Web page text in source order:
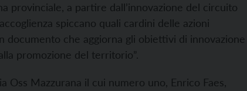
provinciale, a partire dall’innovazione del circuito
spiccano quali cardini delle azioni
che aggiorna gli obiettivi di innovazione
promozione del territorio”.
Oss Mazzurana il cui numero uno, Enrico Faes,